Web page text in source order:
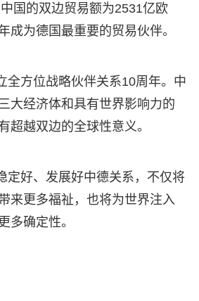
国的双边贸易额为2531亿欧
成为德国最重要的贸易伙伴。
全方位战略伙伴关系10周年。中
大经济体和具有世界影响力的
超越双边的全球性意义。
定好、发展好中德关系，不仅将
来更多福祉，也将为世界注入
多确定性。